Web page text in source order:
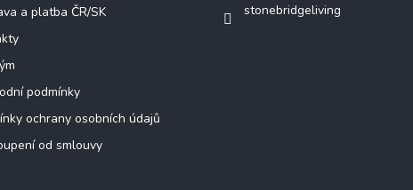
a platba ČR/SK
podmínky
ochrany osobních údajů
od smlouvy
stonebridgeliving